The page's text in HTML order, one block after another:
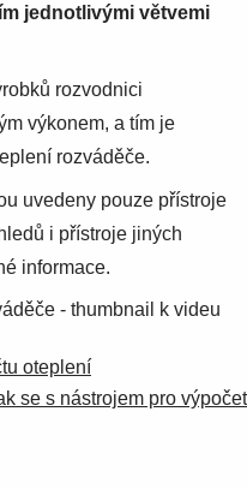
jednotlivými větvemi
rozvodnici
výkonem, a tím je
rozváděče.
uvedeny pouze přístroje
i přístroje jiných
informace.
oteplení
se s nástrojem pro výpočet